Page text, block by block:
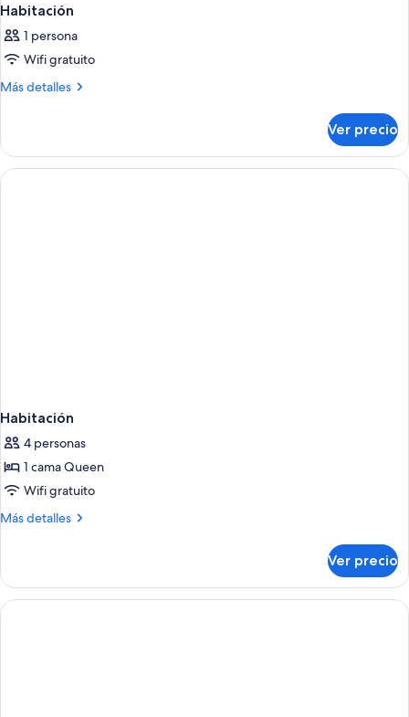
Habitación
1 persona
Wifi gratuito
Más detalles
Más
Ver precio
Habitación
4 personas
1 cama Queen
Wifi gratuito
Más detalles
Más
Ver precio